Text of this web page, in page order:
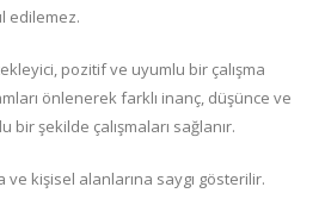
edilemez.
pozitif ve uyumlu bir çalışma
önlenerek farklı inanç, düşünce ve
şekilde çalışmaları sağlanır.
ve kişisel alanlarına saygı gösterilir.